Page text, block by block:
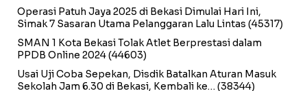
Operasi Patuh Jaya 2025 di Bekasi Dimulai Hari Ini,
Simak 7 Sasaran Utama Pelanggaran Lalu Lintas (45317)
SMAN 1 Kota Bekasi Tolak Atlet Berprestasi dalam
PPDB Online 2024(44603)
Usai Uji Coba Sepekan, Disdik Batalkan Aturan Masuk
Sekolah Jam 6.30 di Bekasi, Kembali ke… (38344)